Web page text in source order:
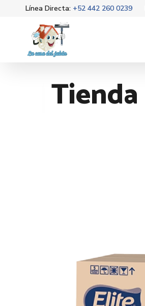
Línea Directa: +52 442 260 0239
Tienda